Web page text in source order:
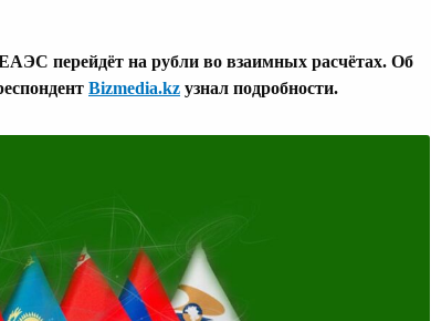
перейдёт на рубли во взаимных расчётах. Об
Bizmedia.kz узнал подробности.